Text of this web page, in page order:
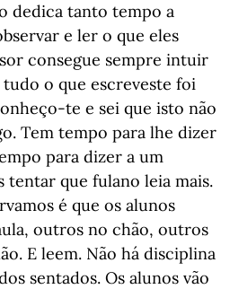
dedica tanto tempo a
e ler o que eles
consegue sempre intuir
o que escreveste foi
te e sei que isto não
Tem tempo para lhe dizer
para dizer a um
tentar que fulano leia mais.
é que os alunos
outros no chão, outros
E leem. Não há disciplina
sentados. Os alunos vão